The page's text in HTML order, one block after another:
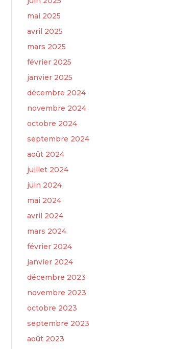
mai 2025
avril 2025
mars 2025
février 2025
janvier 2025
décembre 2024
novembre 2024
octobre 2024
septembre 2024
août 2024
juillet 2024
juin 2024
mai 2024
avril 2024
mars 2024
février 2024
janvier 2024
décembre 2023
novembre 2023
octobre 2023
septembre 2023
août 2023